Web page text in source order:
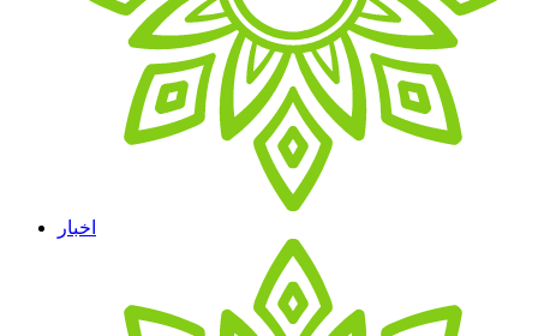
اخبار